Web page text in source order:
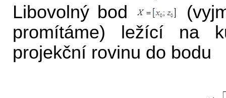
Libovolný bod
promítáme) ležící na
projekční rovinu do bodu